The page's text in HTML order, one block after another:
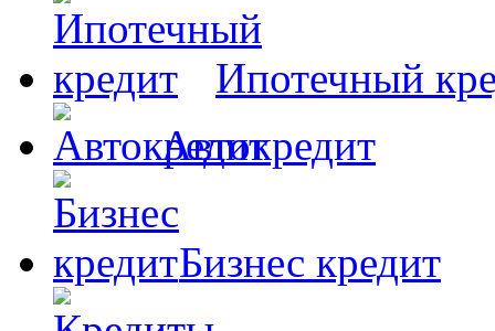
Ипотечный
Автокредит
Бизнес кредит